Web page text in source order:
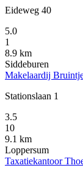
Eideweg 40
5.0
1
8.9 km
Siddeburen
Makelaardij
Stationslaan 1
3.5
10
9.1 km
Loppersum
Taxatiekantoor